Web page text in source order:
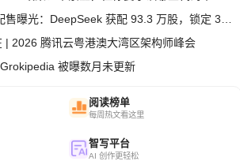
| 2026 腾讯云粤港澳大湾区架构师峰会
被曝数月未更新
阅读榜单
每周热文看这里
智写平台
AI 创作更轻松